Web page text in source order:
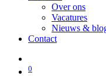
Over ons
Vacatures
Nieuws &
Contact
0